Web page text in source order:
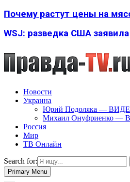
Почему растут цены на
WSJ: разведка США
Новости
Украина
Юрий Подоляка —
Михаил Онуфриенко —
Россия
Мир
ТВ Онлайн
Search for:
Primary Menu